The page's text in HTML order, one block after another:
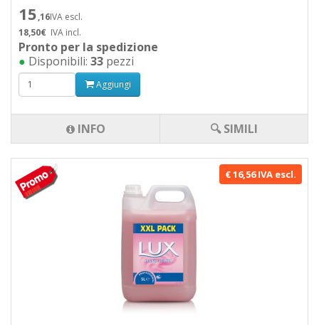
15,16IVA escl.
18,50€ IVA incl.
Pronto per la spedizione
● Disponibili: 33 pezzi
Aggiungi
INFO 🔍 SIMILI
€ 16,56 IVA escl.